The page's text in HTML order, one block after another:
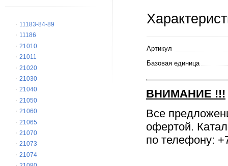
11183-84-89
11186
21010
21011
21020
21030
21040
21050
21060
21065
21070
21073
21074
Артикул
Базовая единица
ВНИМАНИЕ !!!
Все
офертой.
по телефону: